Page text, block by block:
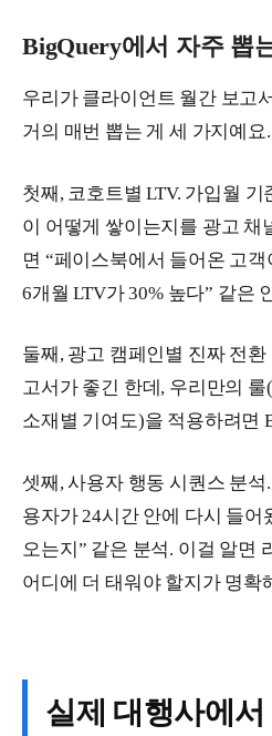
BigQuery에서 자주 뽑
우리가 클라이언트 월간 보고
거의 매번 뽑는 게 세 가지예요.
첫째, 코호트별 LTV. 가입월
이 어떻게 쌓이는지를 광고 채
면 “페이스북에서 들어온 고
6개월 LTV가 30% 높다” 같은
둘째, 광고 캠페인별 진짜 전
고서가 좋긴 한데, 우리만의
소재별 기여도)을 적용하려면
셋째, 사용자 행동 시퀀스 분
용자가 24시간 안에 다시 들어
오는지” 같은 분석. 이걸 알면
어디에 더 태워야 할지가 명확
실제 대행사에